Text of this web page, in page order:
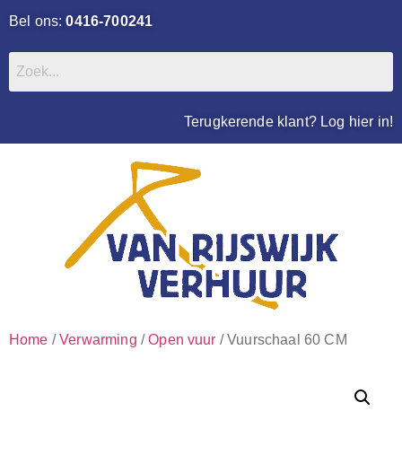
Bel ons:0416-700241
Terugkerende klant? Log hier in!
Home /Verwarming /Open vuur / Vuurschaal 60 CM